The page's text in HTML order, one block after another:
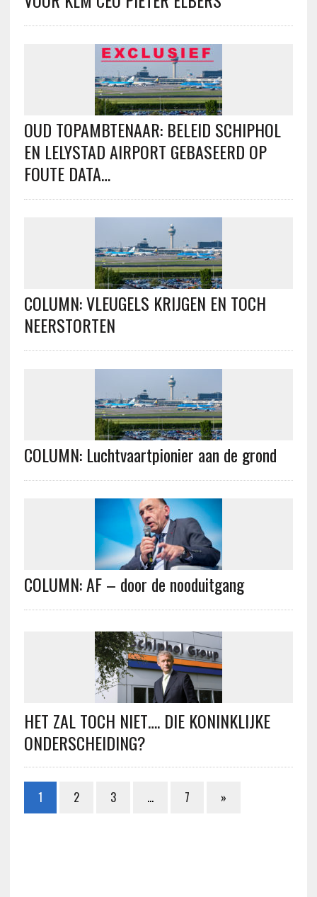
OUD TOPAMBTENAAR: BELEID SCHIPHOL
EN LELYSTAD AIRPORT GEBASEERD OP
FOUTE DATA…
COLUMN: VLEUGELS KRIJGEN EN TOCH
NEERSTORTEN
COLUMN: Luchtvaartpionier aan de grond
COLUMN: AF – door de nooduitgang
HET ZAL TOCH NIET…. DIE KONINKLIJKE
ONDERSCHEIDING?
1 2 3 … 7 »